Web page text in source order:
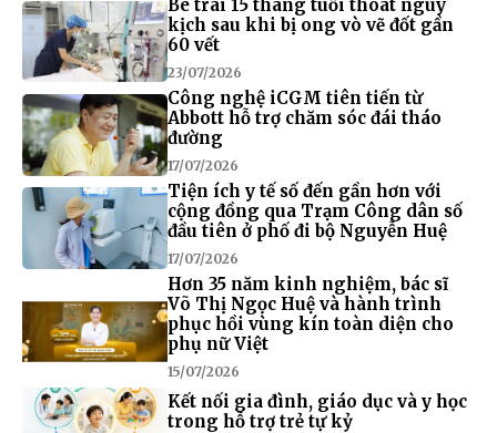
Bé trai 15 tháng tuổi thoát nguy
kịch sau khi bị ong vò vẽ đốt gần
60 vết
23/07/2026
Công nghệ iCGM tiên tiến từ
Abbott hỗ trợ chăm sóc đái tháo
đường
17/07/2026
Tiện ích y tế số đến gần hơn với
cộng đồng qua Trạm Công dân số
đầu tiên ở phố đi bộ Nguyễn Huệ
17/07/2026
Hơn 35 năm kinh nghiệm, bác sĩ
Võ Thị Ngọc Huệ và hành trình
phục hồi vùng kín toàn diện cho
phụ nữ Việt
15/07/2026
Kết nối gia đình, giáo dục và y học
trong hỗ trợ trẻ tự kỷ